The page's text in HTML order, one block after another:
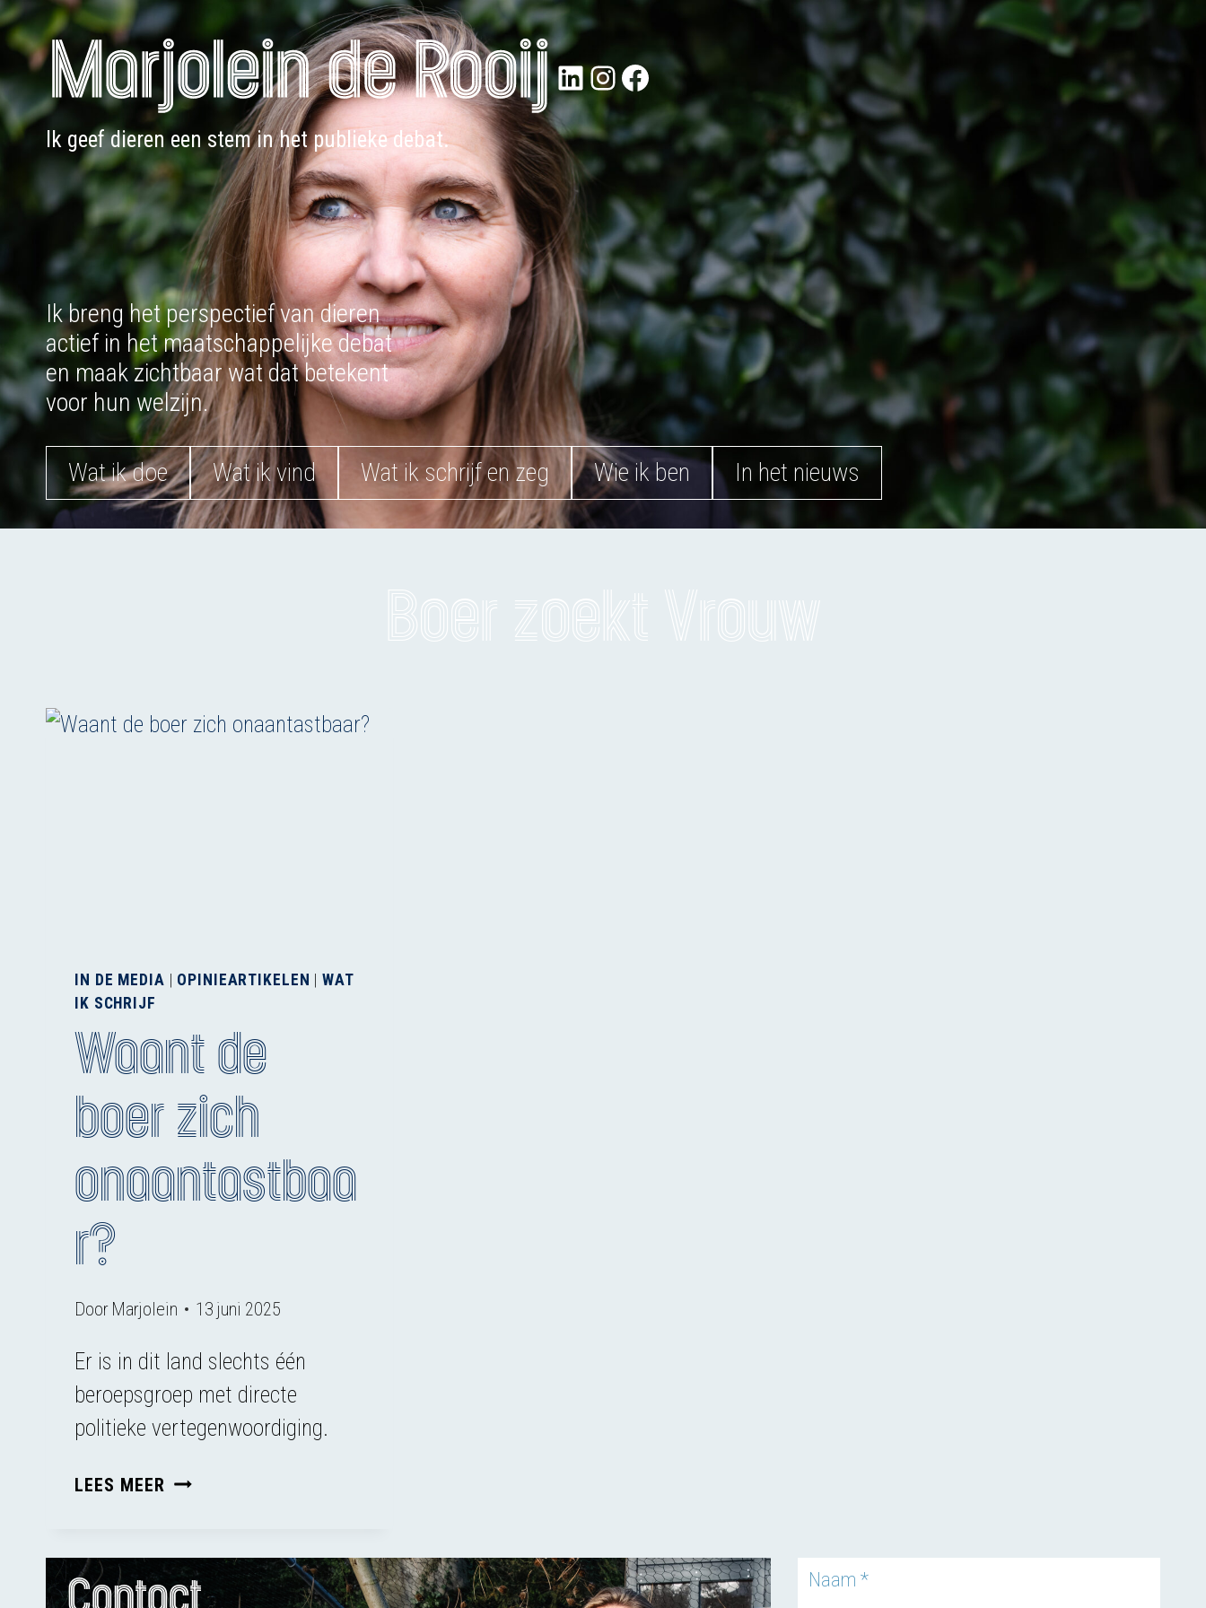
Doorgaan
naar
inhoud
LinkedIn
Instagram
Facebook
Ik geef dieren een stem in het publieke debat.
Ik breng het perspectief van dieren
actief in het maatschappelijke debat
en maak zichtbaar wat dat betekent
voor hun welzijn.
Wat ik doe Wat ik vind Wat ik schrijf en zeg Wie ik ben In het nieuws
Boer zoekt Vrouw
IN DE MEDIA OPINIEARTIKELEN
WAT
IK SCHRIJF
Waant de
boer zich
onaantastbaa
r?
Door Marjolein 13 juni 2025
Er is in dit land slechts één
beroepsgroep met directe
politieke vertegenwoordiging.
LEES MEER WAANT
ZICH
ONAANTASTBAAR?